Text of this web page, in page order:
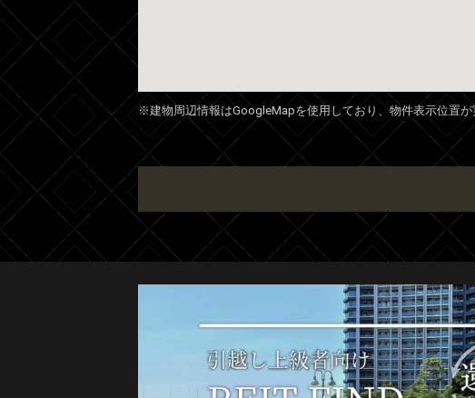
※建物周辺情報はGoogleMapを使用しており、物件表示位置